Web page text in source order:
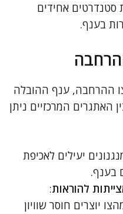
סטנדרטים אחידים
בענף.
ההרחבה, ענף ההובלה
האתגרים המרכזיים ניתן
יעילים לאכיפת
בענף.
להוראות:
יוצרים חוסר שוויון